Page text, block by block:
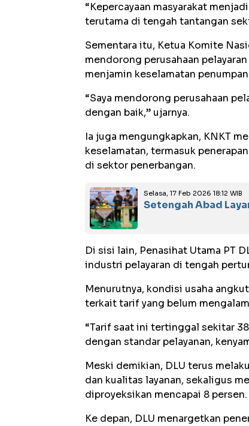
“Kepercayaan masyarakat
terutama di tengah tantangan
Sementara itu, Ketua Komite
mendorong perusahaan
menjamin keselamatan
“Saya mendorong perusahaan
dengan baik,” ujarnya.
Ia juga mengungkapkan, KNKT
keselamatan, termasuk
di sektor penerbangan.
Selasa, 17 Feb 2026 18:12 WIB
Setengah Abad
Di sisi lain, Penasihat Utama PT
industri pelayaran di tengah
Menurutnya, kondisi usaha
terkait tarif yang belum
“Tarif saat ini tertinggal sekitar
dengan standar pelayanan,
Meski demikian, DLU terus
dan kualitas layanan, sekaligus
diproyeksikan mencapai 8 persen.
Ke depan, DLU menargetkan